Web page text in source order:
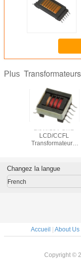
Plus
2.5W/13V SMD
LCD/CCFL
Transformateur à
Changez la langue
French
Accueil | About Us
Copyright ©